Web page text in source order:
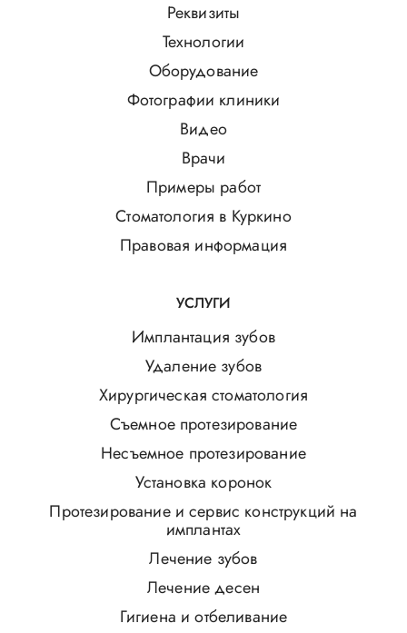
Реквизиты
Технологии
Оборудование
Фотографии клиники
Видео
Врачи
Примеры работ
Стоматология в Куркино
Правовая информация
УСЛУГИ
Имплантация зубов
Удаление зубов
Хирургическая стоматология
Съемное протезирование
Несъемное протезирование
Установка коронок
Протезирование и сервис конструкций на
имплантах
Лечение зубов
Лечение десен
Гигиена и отбеливание